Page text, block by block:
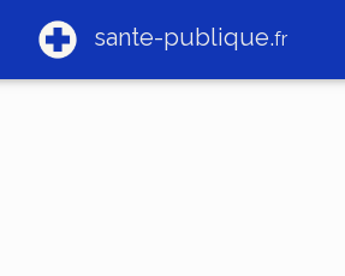
sante-publique.fr